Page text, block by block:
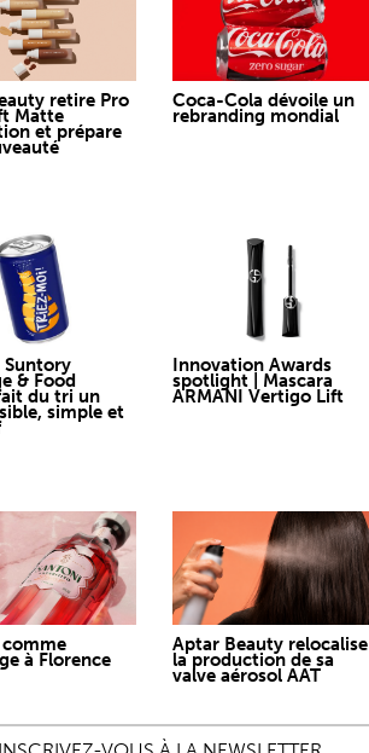
retire Pro
Matte
et prépare
Coca-Cola dévoile un
rebranding mondial
Suntory
& Food
du tri un
simple et
Innovation Awards
spotlight | Mascara
ARMANI Vertigo Lift
comme
à Florence
Aptar Beauty relocalise
la production de sa
valve aérosol AAT